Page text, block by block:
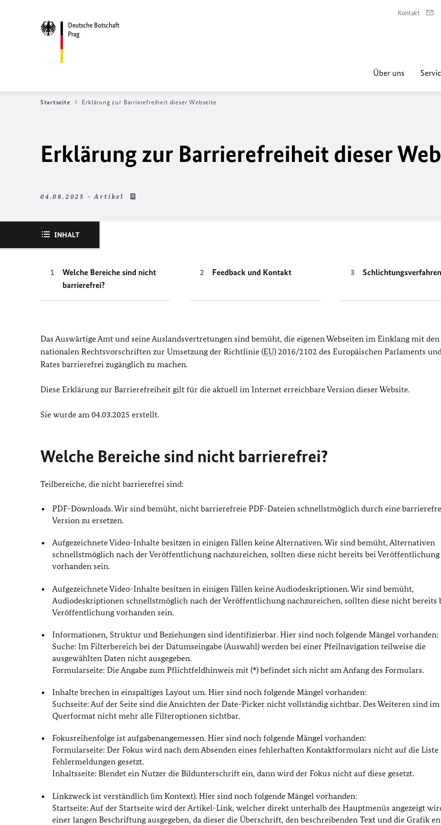
Deutsche Botschaft
Prag
Kontakt
Über uns
Startseite Erklärung zur Barrierefreiheit dieser Webseite
Erklärung zur Barrierefreiheit dieser
04.08.2025 - Artikel
INHALT
Welche Bereiche sind nicht
barrierefrei?
Feedback und Kontakt Schlichtungsverfahren
Das Auswärtige Amt und seine Auslandsvertretungen sind bemüht, die eigenen Webseiten im Einklang mit den
nationalen Rechtsvorschriften zur Umsetzung der Richtlinie (EU) 2016/2102 des Europäischen Parlaments
Rates barrierefrei zugänglich zu machen.
Diese Erklärung zur Barrierefreiheit gilt für die aktuell im Internet erreichbare Version dieser Website.
Sie wurde am 04.03.2025 erstellt.
Welche Bereiche sind nicht barrierefrei?
Teilbereiche, die nicht barrierefrei sind:
PDF-Downloads. Wir sind bemüht, nicht barrierefreie PDF-Dateien schnellstmöglich durch eine
Version zu ersetzen.
Aufgezeichnete Video-Inhalte besitzen in einigen Fällen keine Alternativen. Wir sind bemüht, Alternativen
schnellstmöglich nach der Veröffentlichung nachzureichen, sollten diese nicht bereits bei Veröffentlichung
vorhanden sein.
Aufgezeichnete Video-Inhalte besitzen in einigen Fällen keine Audiodeskriptionen. Wir sind bemüht,
Audiodeskriptionen schnellstmöglich nach der Veröffentlichung nachzureichen, sollten diese nicht bereits
Veröffentlichung vorhanden sein.
Informationen, Struktur und Beziehungen sind identifizierbar. Hier sind noch folgende Mängel vorhanden:
Suche: Im Filterbereich bei der Datumseingabe (Auswahl) werden bei einer Pfeilnavigation teilweise die
ausgewählten Daten nicht ausgegeben.
Formularseite: Die Angabe zum Pflichtfeldhinweis mit (*) befindet sich nicht am Anfang des Formulars.
Inhalte brechen in einspaltiges Layout um. Hier sind noch folgende Mängel vorhanden:
Suchseite: Auf der Seite sind die Ansichten der Date-Picker nicht vollständig sichtbar. Des Weiteren sind im
Querformat nicht mehr alle Filteroptionen sichtbar.
Fokusreihenfolge ist aufgabenangemessen. Hier sind noch folgende Mängel vorhanden:
Formularseite: Der Fokus wird nach dem Absenden eines fehlerhaften Kontaktformulars nicht auf die
Fehlermeldungen gesetzt.
Inhaltsseite: Blendet ein Nutzer die Bildunterschrift ein, dann wird der Fokus nicht auf diese gesetzt.
Linkzweck ist verständlich (im Kontext). Hier sind noch folgende Mängel vorhanden:
Startseite: Auf der Startseite wird der Artikel-Link, welcher direkt unterhalb des Hauptmenüs angezeigt
einer langen Beschriftung ausgegeben, da dieser die Überschrift, den beschreibenden Text und die Grafik